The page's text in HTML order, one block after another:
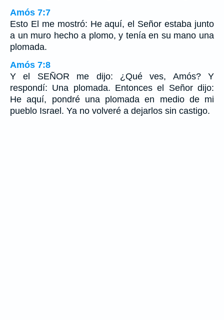
Amós 7:7
Esto El me mostró: He aquí, el Señor estaba junto
a un muro hecho a plomo, y tenía en su mano una
plomada.
Amós 7:8
Y el SEÑOR me dijo: ¿Qué ves, Amós? Y
respondí: Una plomada. Entonces el Señor dijo:
He aquí, pondré una plomada en medio de mi
pueblo Israel. Ya no volveré a dejarlos sin castigo.